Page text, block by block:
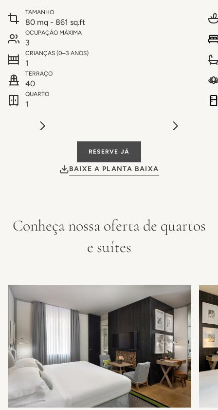
TAMANHO
80 mq - 861 sq.ft
OCUPAÇÃO MÁXIMA
3
CRIANÇAS (0–3 ANOS)
1
TERRAÇO
40
QUARTO
1
RESERVE JÁ
BAIXE A PLANTA BAIXA
Conheça nossa oferta de quartos
e suítes